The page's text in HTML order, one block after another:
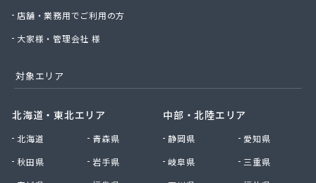
株式会社三好ガス
株式会社山源服部商会
株式会社山新プロパン部
株式会社山田幸一商店
株式会社小林本店
株式会社小林本店稲沢店
株式会社松村プロパン部
店舗・業務用でご利用の方
大家様・管理会社 様
対象エリア
北海道・東北エリア
北海道
青森県
秋田県
岩手県
中部・北陸エリア
静岡県
愛知県
岐阜県
三重県